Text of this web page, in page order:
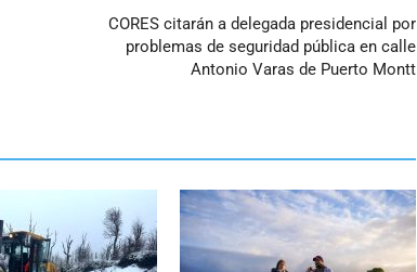
CORES citarán a delegada presidencial por
problemas de seguridad pública en calle
Antonio Varas de Puerto Montt